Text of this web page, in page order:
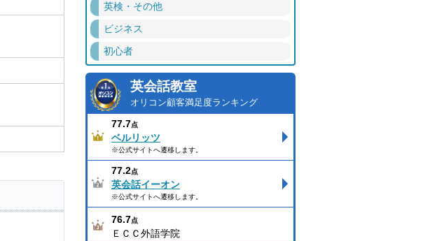
英検・その他
ビジネス
初心者
英会話教室
オリコン顧客満足度ランキング
77.7点
ベルリッツ
※公式サイトへ遷移します。
77.2点
英会話イーオン
※公式サイトへ遷移します。
76.7点
ＥＣＣ外語学院